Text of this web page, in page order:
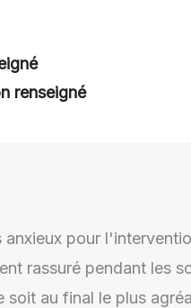
renseigné
pour
rassuré pendant les
au final le plus